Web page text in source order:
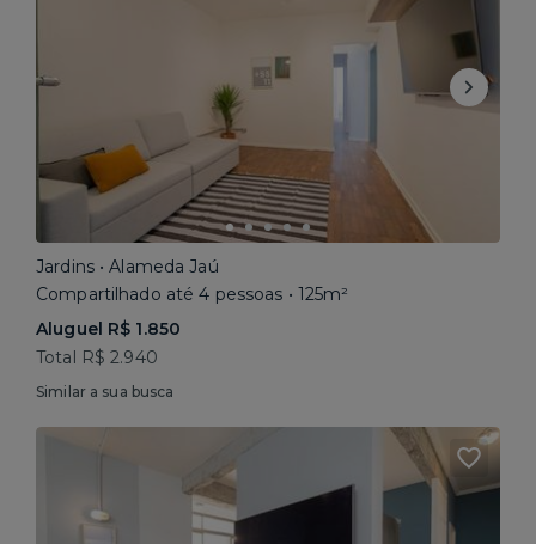
Jardins • Alameda Jaú
Compartilhado até 4 pessoas • 125m²
Aluguel R$ 1.850
Total R$ 2.940
Similar a sua busca